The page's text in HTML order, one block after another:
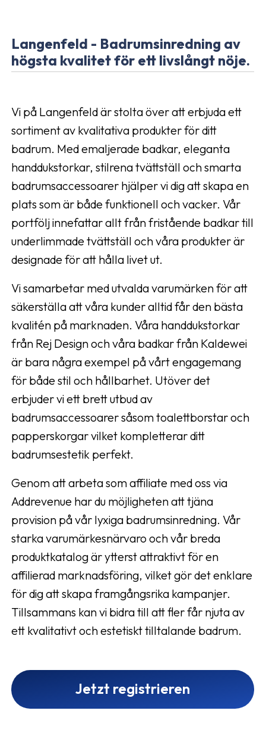
Langenfeld - Badrumsinredning av
högsta kvalitet för ett livslångt nöje.
Vi på Langenfeld är stolta över att erbjuda ett
sortiment av kvalitativa produkter för ditt
badrum. Med emaljerade badkar, eleganta
handdukstorkar, stilrena tvättställ och smarta
badrumsaccessoarer hjälper vi dig att skapa en
plats som är både funktionell och vacker. Vår
portfölj innefattar allt från fristående badkar till
underlimmade tvättställ och våra produkter är
designade för att hålla livet ut.
Vi samarbetar med utvalda varumärken för att
säkerställa att våra kunder alltid får den bästa
kvalitén på marknaden. Våra handdukstorkar
från Rej Design och våra badkar från Kaldewei
är bara några exempel på vårt engagemang
för både stil och hållbarhet. Utöver det
erbjuder vi ett brett utbud av
badrumsaccessoarer såsom toalettborstar och
papperskorgar vilket kompletterar ditt
badrumsestetik perfekt.
Genom att arbeta som affiliate med oss via
Addrevenue har du möjligheten att tjäna
provision på vår lyxiga badrumsinredning. Vår
starka varumärkesnärvaro och vår breda
produktkatalog är ytterst attraktivt för en
affilierad marknadsföring, vilket gör det enklare
för dig att skapa framgångsrika kampanjer.
Tillsammans kan vi bidra till att fler får njuta av
ett kvalitativt och estetiskt tilltalande badrum.
Jetzt registrieren